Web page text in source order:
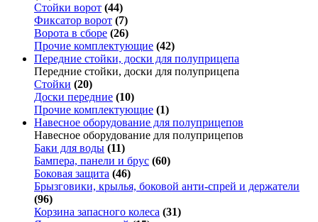
Стойки ворот (44)
Фиксатор ворот (7)
Ворота в сборе (26)
Прочие комплектующие (42)
Передние стойки, доски для полуприцепа
Передние стойки, доски для полуприцепа
Стойки (20)
Доски передние (10)
Прочие комплектующие (1)
Навесное оборудование для полуприцепов
Навесное оборудование для полуприцепов
Баки для воды (11)
Бампера, панели и брус (60)
Боковая защита (46)
Брызговики, крылья, боковой анти-спрей и держатели
(96)
Корзина запасного колеса (31)